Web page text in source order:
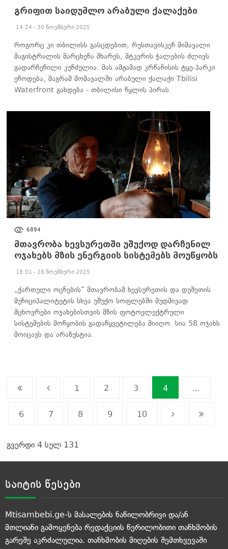
გრიფით საიდუმლო არაბული ქალაქები
14:24 - 30 ნოემბერი 2025
როგორც კი თბილისს გასცდებით, რუსთავისკენ მიმავალი
მაგისტრალის მარცხენა მხარეს, მტკვრის ჭალების ძლივს
გადარჩენილი კუნძულია. მას ამჟამად კრწანისის ტყე-პარკი
ეწოდება, მაგრამ მომავალში არაბული ქალაქი Tbilisi
Waterfront გახდება - თბილისი წყლის პირას.
6894
მთავრობა ხევსურეთში უშუქოდ დარჩენილ
ოჯახებს მზის ენერგიის სისტემებს მოუწყობს
18:01 - 28 ნოემბერი 2025
„ქართული ოცნების“ მთავრობამ ხევსურეთის და დუშეთის
მუნიციპალიტეტის სხვა უშუქო სოფლებში მუდმივად
მცხოვრები ოჯახებისთვის მზის ფოტოელექტრული
სისტემების მოწყობის გადაწყვეტილება მიიღო. სია 58 ოჯახს
მოიცავს და არაზუსტია.
1 2 3 4 ...
6 7 8 9 10
გვერდი 4 სულ 131
საიტის წესები
Mtisambebi.ge-ს მასალების ნაწილობრივი და/ან
მთლიანი გამოყენება რედაქციის წერილობითი თანხმობის
გარეშე აკრძალულია. თანხმობის მიღების შემთხვევაში